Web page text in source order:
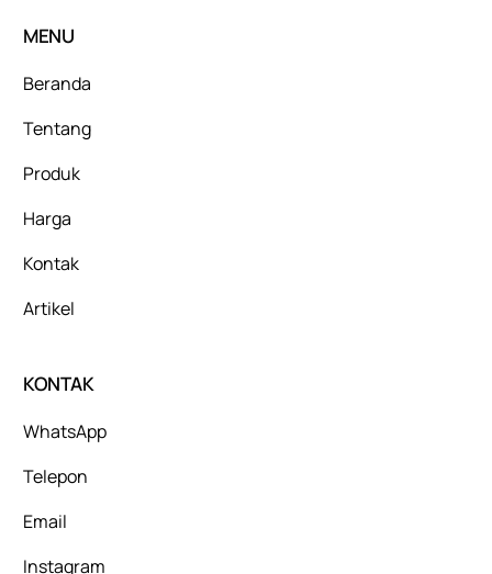
MENU
Beranda
Tentang
Produk
Harga
Kontak
Artikel
KONTAK
WhatsApp
Telepon
Email
Instagram